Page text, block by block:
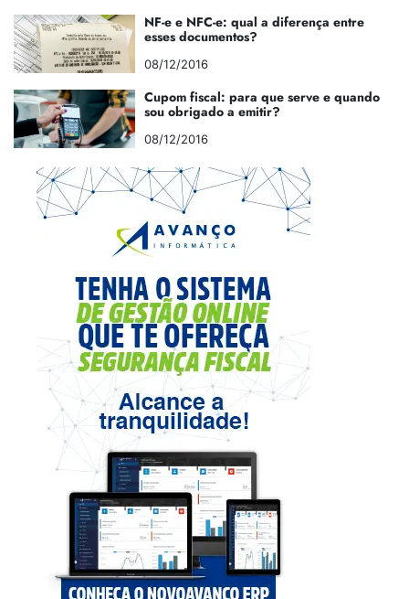
NF-e e NFC-e: qual a diferença entre
esses documentos?
08/12/2016
Cupom fiscal: para que serve e quando
sou obrigado a emitir?
08/12/2016